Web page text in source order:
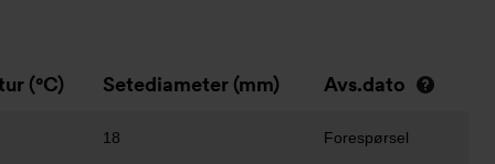
(°C) Setediameter (mm) Avs.dato
18 Forespørsel